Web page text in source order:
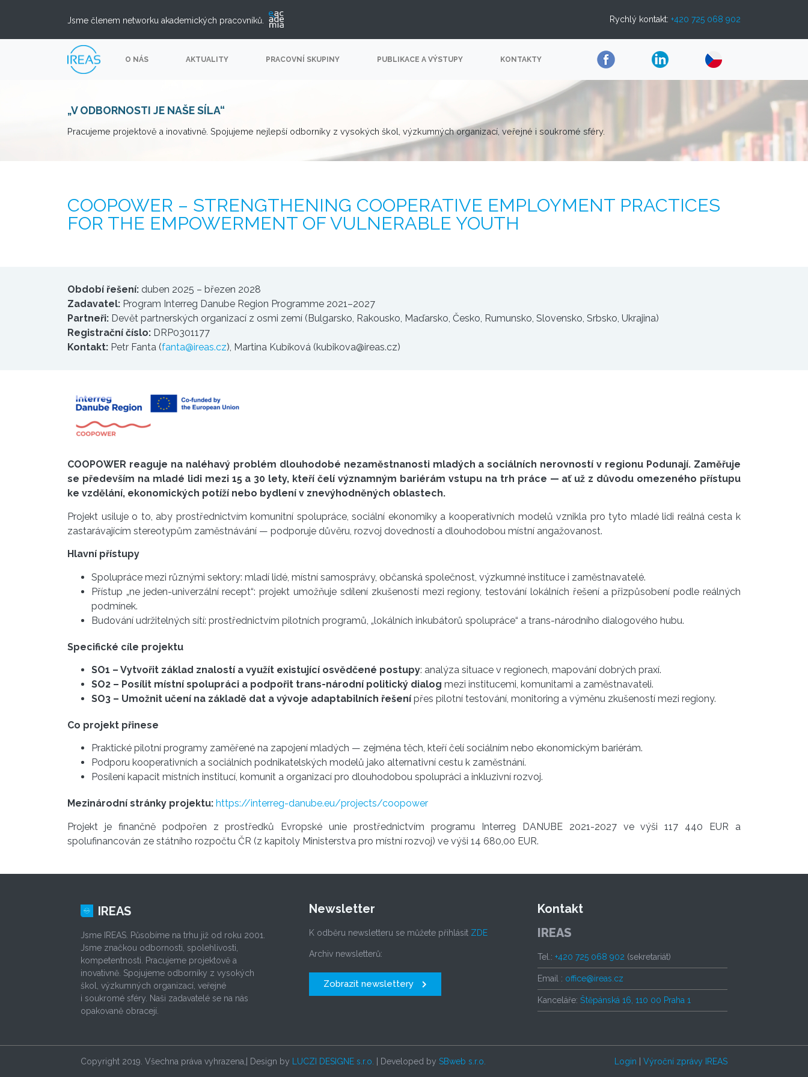
Jsme členem networku akademických pracovníků. Rychlý kontakt: +420 725 068 902
O NÁS AKTUALITY PRACOVNÍ SKUPINY PUBLIKACE A VÝSTUPY KONTAKTY
„V ODBORNOSTI JE NAŠE SÍLA“
Pracujeme projektově a inovativně. Spojujeme nejlepší odborníky z vysokých škol, výzkumných organizací, veřejné i soukromé sféry.
COOPOWER – STRENGTHENING COOPERATIVE EMPLOYMENT PRACTICES
FOR THE EMPOWERMENT OF VULNERABLE YOUTH
Období řešení: duben 2025 – březen 2028
Zadavatel: Program Interreg Danube Region Programme 2021–2027
Partneři: Devět partnerských organizací z osmi zemí (Bulgarsko, Rakousko, Maďarsko, Česko, Rumunsko, Slovensko, Srbsko, Ukrajina)
Registrační číslo: DRP0301177
Kontakt: Petr Fanta (fanta@ireas.cz), Martina Kubíková (kubikova@ireas.cz)
COOPOWER reaguje na naléhavý problém dlouhodobé nezaměstnanosti mladých a sociálních nerovností v regionu Podunají. Zaměřuje
se především na mladé lidi mezi 15 a 30 lety, kteří čelí významným bariérám vstupu na trh práce — ať už z důvodu omezeného přístupu
ke vzdělání, ekonomických potíží nebo bydlení v znevýhodněných oblastech.
Projekt usiluje o to, aby prostřednictvím komunitní spolupráce, sociální ekonomiky a kooperativních modelů vznikla pro tyto mladé lidi reálná cesta k
zastarávajícím stereotypům zaměstnávání — podporuje důvěru, rozvoj dovedností a dlouhodobou místní angažovanost.
Hlavní přístupy
Spolupráce mezi různými sektory: mladí lidé, místní samosprávy, občanská společnost, výzkumné instituce i zaměstnavatelé.
Přístup „ne jeden-univerzální recept“: projekt umožňuje sdílení zkušeností mezi regiony, testování lokálních řešení a přizpůsobení podle reálných
podmínek.
Budování udržitelných sítí: prostřednictvím pilotních programů, „lokálních inkubátorů spolupráce“ a trans-národního dialogového hubu.
Specifické cíle projektu
SO1 – Vytvořit základ znalostí a využít existující osvědčené postupy: analýza situace v regionech, mapování dobrých praxí.
SO2 – Posílit místní spolupráci a podpořit trans-národní politický dialog mezi institucemi, komunitami a zaměstnavateli.
SO3 – Umožnit učení na základě dat a vývoje adaptabilních řešení přes pilotní testování, monitoring a výměnu zkušeností mezi regiony.
Co projekt přinese
Praktické pilotní programy zaměřené na zapojení mladých — zejména těch, kteří čelí sociálním nebo ekonomickým bariérám.
Podporu kooperativních a sociálních podnikatelských modelů jako alternativní cestu k zaměstnání.
Posílení kapacit místních institucí, komunit a organizací pro dlouhodobou spolupráci a inkluzivní rozvoj.
Mezinárodní stránky projektu: https://interreg-danube.eu/projects/coopower
Projekt je finančně podpořen z prostředků Evropské unie prostřednictvím programu Interreg DANUBE 2021-2027 ve výši 117 440 EUR a
spolufinancován ze státního rozpočtu ČR (z kapitoly Ministerstva pro místní rozvoj) ve výši 14 680,00 EUR.
IREAS
Jsme IREAS. Působíme na trhu již od roku 2001.
Jsme značkou odbornosti, spolehlivosti,
kompetentnosti. Pracujeme projektově a
inovativně. Spojujeme odborníky z vysokých
škol, výzkumných organizací, veřejné
i soukromé sféry. Naši zadavatelé se na nás
opakovaně obracejí.
Newsletter
K odběru newsletteru se můžete přihlásit ZDE
Archiv newsletterů:
Zobrazit newslettery
Kontakt
IREAS
Tel.: +420 725 068 902 (sekretariát)
Email : office@ireas.cz
Kanceláře: Štěpánská 16, 110 00 Praha 1
Copyright 2019. Všechna práva vyhrazena,| Design by LUCZI DESIGNE s.r.o. | Developed by SBweb s.r.o. Login Výroční zprávy IREAS